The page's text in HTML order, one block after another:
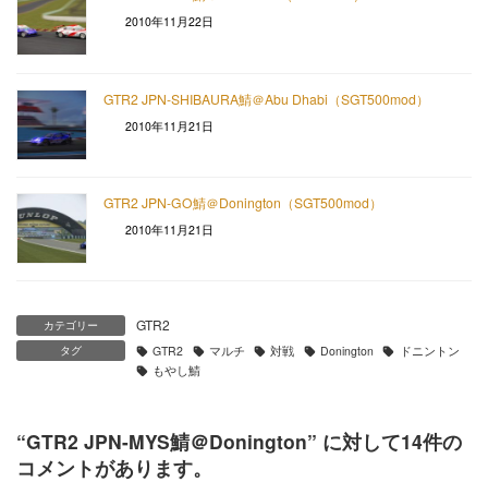
2010年11月22日
GTR2 JPN-SHIBAURA鯖＠Abu Dhabi（SGT500mod）
2010年11月21日
GTR2 JPN-GO鯖＠Donington（SGT500mod）
2010年11月21日
カテゴリー GTR2
タグ GTR2 マルチ 対戦 Donington
ドニントン
もやし鯖
“GTR2 JPN-MYS鯖＠Donington” に対して14件の
コメントがあります。